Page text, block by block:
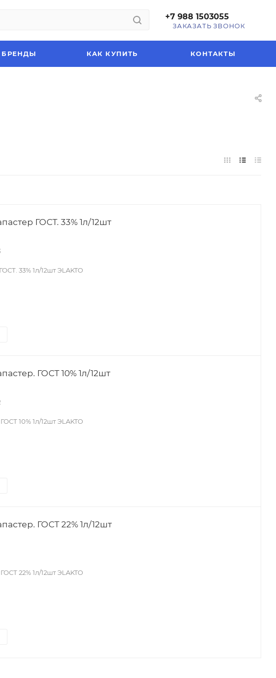
+7 988 1503055
ЗАКАЗАТЬ ЗВОНОК
БРЕНДЫ КАК КУПИТЬ КОНТАКТЫ
ГОСТ. 33% 1л/12шт
33% 1л/12шт ЭLAKTO
ГОСТ 10% 1л/12шт
10% 1л/12шт ЭLAKTO
ГОСТ 22% 1л/12шт
22% 1л/12шт ЭLAKTO